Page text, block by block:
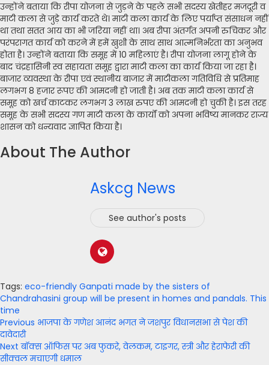
उन्होंने बताया कि रीपा योजना से जुड़ने के पहले सभी सदस्य खेतीहर मजदूरी व
माटी कला से जुड़े कार्य करते थे। माटी कला कार्य के लिए पर्याप्त संसाधन नहीं
था तथा सतत आय का भी जरिया नहीं था। अब रीपा अंतर्गत अपनी रुचिकर और
परंपरागत कार्य को करने में हमें खुशी के साथ साथ आत्मनिर्भरता का अनुभव
होता है। उन्होंने बताया कि समूह में 10 महिलाएं है। रीपा योजना लागू होने के
बाद चंद्रहासिनी स्व सहायता समूह द्वारा माटी कला का कार्य किया जा रहा है।
बाजार व्यवस्था के रीपा एवं स्थानीय बाजार में माटीकला गतिविधि से प्रतिमाह
लगभग 8 हजार रूपए की आमदनी हो जाती है। अब तक माटी कला कार्य से
समूह को खर्च काटकर लगभग 3 लाख रुपए की आमदनी हो चुकी है। इस तरह
समूह के सभी सदस्य गण माटी कला के कार्यों को अपना भविष्य मानकर राज्य
शासन को धन्यवाद ज्ञापित किया है।
About The Author
Askcg News
See author's posts
Tags: eco-friendly Ganpati made by the sisters of
Chandrahasini group will be present in homes and pandals. This
time
Post
navigation
Previous भाजपा के गणेश आनंद भगत ने जशपुर विधानसभा से पेश की
दावेदारी
Next बॉक्स ऑफिस पर अब फुकरे, वेलकम, टाइगर, स्त्री और हेराफेरी की
सीक्वल मचाएगी धमाल